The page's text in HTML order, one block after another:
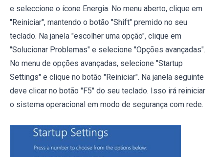
e seleccione o ícone Energia. No menu aberto, clique em
"Reiniciar", mantendo o botão "Shift" premido no seu
teclado. Na janela "escolher uma opção", clique em
"Solucionar Problemas" e selecione "Opções avançadas".
No menu de opções avançadas, selecione "Startup
Settings" e clique no botão "Reiniciar". Na janela seguinte
deve clicar no botão "F5" do seu teclado. Isso irá reiniciar
o sistema operacional em modo de segurança com rede.